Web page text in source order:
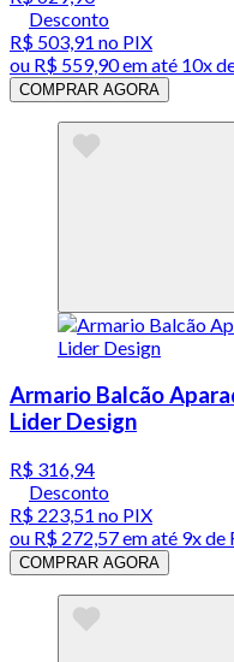
Desconto
R$ 503,91 no PIX
ou R$ 559,90em até 10x
COMPRAR AGORA
Armario Balcão
Lider Design
R$ 316,94
Desconto
R$ 223,51 no PIX
ou R$ 272,57em até 9x de
COMPRAR AGORA